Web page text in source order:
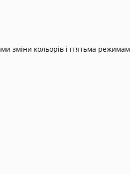
зміни кольорів і п'ятьма